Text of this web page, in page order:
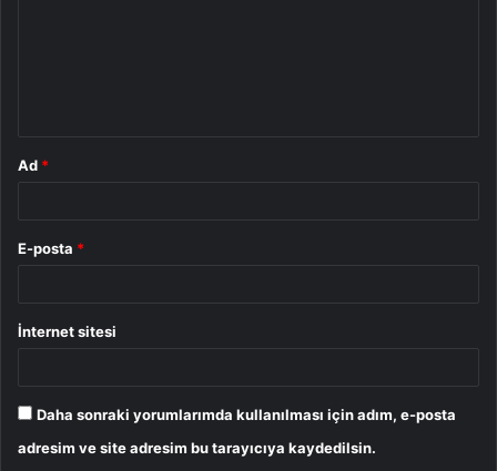
Ad *
E-posta *
İnternet sitesi
Daha sonraki yorumlarımda kullanılması için adım, e-posta
adresim ve site adresim bu tarayıcıya kaydedilsin.